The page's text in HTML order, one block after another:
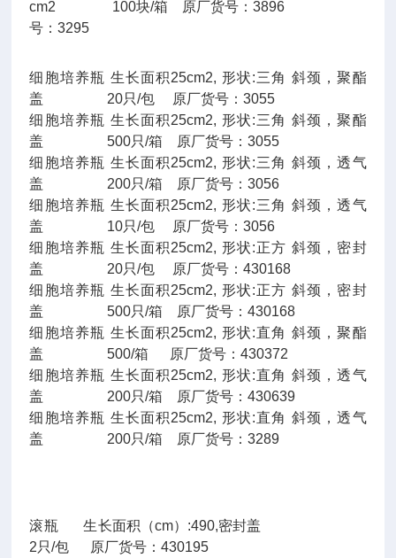
cm2 100块/箱 原厂货号：3896
号：3295
细胞培养瓶 生长面积25cm2, 形状:三角 斜颈，聚酯
盖 20只/包 原厂货号：3055
细胞培养瓶 生长面积25cm2, 形状:三角 斜颈，聚酯
盖 500只/箱 原厂货号：3055
细胞培养瓶 生长面积25cm2, 形状:三角 斜颈，透气
盖 200只/箱 原厂货号：3056
细胞培养瓶 生长面积25cm2, 形状:三角 斜颈，透气
盖 10只/包 原厂货号：3056
细胞培养瓶 生长面积25cm2, 形状:正方 斜颈，密封
盖 20只/包 原厂货号：430168
细胞培养瓶 生长面积25cm2, 形状:正方 斜颈，密封
盖 500只/箱 原厂货号：430168
细胞培养瓶 生长面积25cm2, 形状:直角 斜颈，聚酯
盖 500/箱 原厂货号：430372
细胞培养瓶 生长面积25cm2, 形状:直角 斜颈，透气
盖 200只/箱 原厂货号：430639
细胞培养瓶 生长面积25cm2, 形状:直角 斜颈，透气
盖 200只/箱 原厂货号：3289
滚瓶 生长面积（cm）:490,密封盖
2只/包 原厂货号：430195